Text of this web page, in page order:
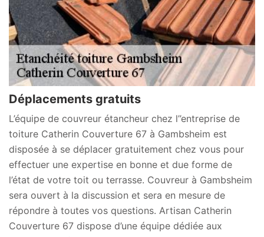
Déplacements gratuits
L’équipe de couvreur étancheur chez l’’entreprise de
toiture Catherin Couverture 67 à Gambsheim est
disposée à se déplacer gratuitement chez vous pour
effectuer une expertise en bonne et due forme de
l’état de votre toit ou terrasse. Couvreur à Gambsheim
sera ouvert à la discussion et sera en mesure de
répondre à toutes vos questions. Artisan Catherin
Couverture 67 dispose d’une équipe dédiée aux